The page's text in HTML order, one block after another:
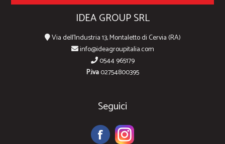
IDEA GROUP SRL
Via dell'Industria 13, Montaletto di Cervia (RA)
info@ideagroupitalia.com
0544 965179
P.iva02754800395
Seguici